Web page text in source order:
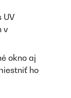
UV
v
okno aj
ho